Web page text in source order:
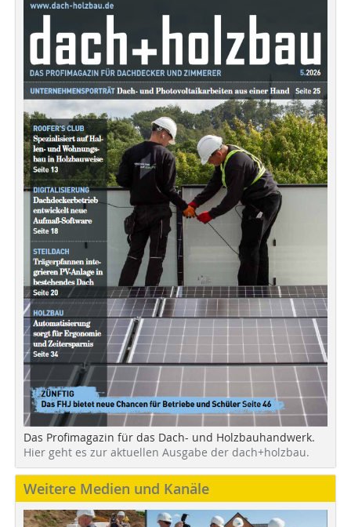
Das Profimagazin für das Dach- und Holzbauhandwerk.
Hier geht es zur aktuellen Ausgabe der dach+holzbau.
Weitere Medien und Kanäle